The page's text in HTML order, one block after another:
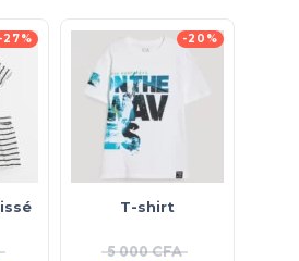
-27% -20%
T-shirt
5 000CFA